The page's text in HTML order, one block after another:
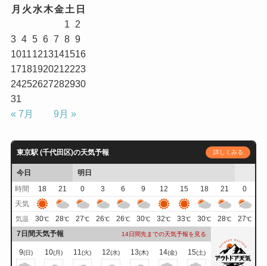
月 火 水木金土 日
1
2
3 4 5 6 7 8 9
10111213141516
17181920212223
24252627282930
31
« 7月
9月 »
東京駅 (千代田区)の天気予報 詳しくみる
今日
明日
時間
18 21 0 3 6 9 12 15 18 21
0
天気
気温 30℃ 28℃ 27℃ 26℃ 26℃ 30℃ 32℃ 33℃ 30℃ 28℃ 27℃
7日間天気予報 14日間先までの天気予報を見る
9(日) 10(月) 11(火) 12(水) 13(木) 14(金) 15(土)